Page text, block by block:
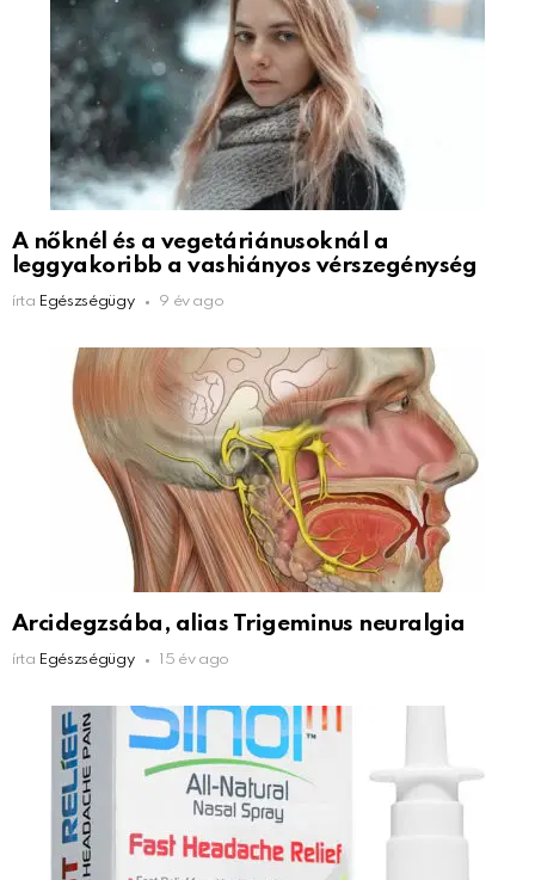
A nőknél és a vegetáriánusoknál a
leggyakoribb a vashiányos vérszegénység
írta Egészségügy 9 év ago
Arcidegzsába, alias Trigeminus neuralgia
írta Egészségügy 15 év ago